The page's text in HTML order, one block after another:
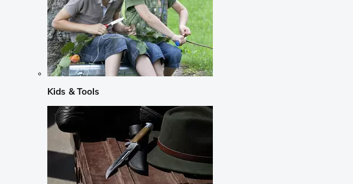
Kids & Tools